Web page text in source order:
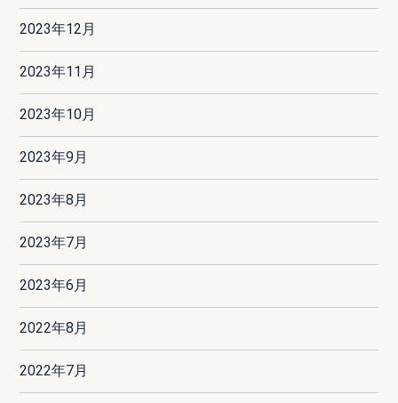
2023年12月
2023年11月
2023年10月
2023年9月
2023年8月
2023年7月
2023年6月
2022年8月
2022年7月